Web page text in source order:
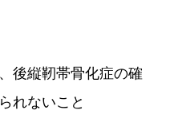
後縦靭帯骨化症の確
れないこと